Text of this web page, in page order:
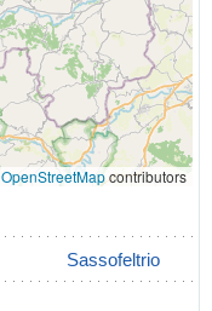
OpenStreetMapcontributors
Sassofeltrio